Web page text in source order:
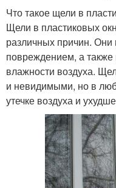
Что такое щели в
Щели в пластиковых
различных причин.
повреждением, а
влажности воздуха.
и невидимыми, но в
утечке воздуха и